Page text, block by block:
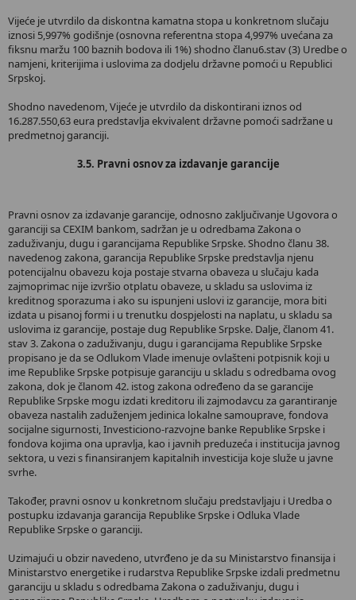
Vijeće je utvrdilo da diskontna kamatna stopa u konkretnom slučaju
iznosi 5,997% godišnje (osnovna referentna stopa 4,997% uvećana za
fiksnu maržu 100 baznih bodova ili 1%) shodno članu6.stav (3) Uredbe o
namjeni, kriterijima i uslovima za dodjelu državne pomoći u Republici
Srpskoj.
Shodno navedenom, Vijeće je utvrdilo da diskontirani iznos od
16.287.550,63 eura predstavlja ekvivalent državne pomoći sadržane u
predmetnoj garanciji.
3.5. Pravni osnov za izdavanje garancije
Pravni osnov za izdavanje garancije, odnosno zaključivanje Ugovora o
garanciji sa CEXIM bankom, sadržan je u odredbama Zakona o
zaduživanju, dugu i garancijama Republike Srpske. Shodno članu 38.
navedenog zakona, garancija Republike Srpske predstavlja njenu
potencijalnu obavezu koja postaje stvarna obaveza u slučaju kada
zajmoprimac nije izvršio otplatu obaveze, u skladu sa uslovima iz
kreditnog sporazuma i ako su ispunjeni uslovi iz garancije, mora biti
izdata u pisanoj formi i u trenutku dospjelosti na naplatu, u skladu sa
uslovima iz garancije, postaje dug Republike Srpske. Dalje, članom 41.
stav 3. Zakona o zaduživanju, dugu i garancijama Republike Srpske
propisano je da se Odlukom Vlade imenuje ovlašteni potpisnik koji u
ime Republike Srpske potpisuje garanciju u skladu s odredbama ovog
zakona, dok je članom 42. istog zakona određeno da se garancije
Republike Srpske mogu izdati kreditoru ili zajmodavcu za garantiranje
obaveza nastalih zaduženjem jedinica lokalne samouprave, fondova
socijalne sigurnosti, Investiciono-razvojne banke Republike Srpske i
fondova kojima ona upravlja, kao i javnih preduzeća i institucija javnog
sektora, u vezi s finansiranjem kapitalnih investicija koje služe u javne
svrhe.
Također, pravni osnov u konkretnom slučaju predstavljaju i Uredba o
postupku izdavanja garancija Republike Srpske i Odluka Vlade
Republike Srpske o garanciji.
Uzimajući u obzir navedeno, utvrđeno je da su Ministarstvo finansija i
Ministarstvo energetike i rudarstva Republike Srpske izdali predmetnu
garanciju u skladu s odredbama Zakona o zaduživanju, dugu i